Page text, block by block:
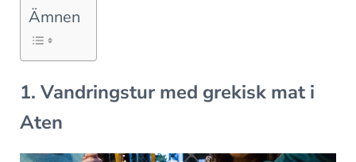
Ämnen
1. Vandringstur med grekisk mat i
Aten